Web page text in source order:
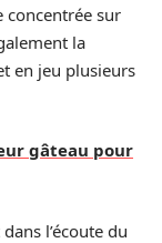
concentrée sur
la
en jeu plusieurs
gâteau pour
l’écoute du